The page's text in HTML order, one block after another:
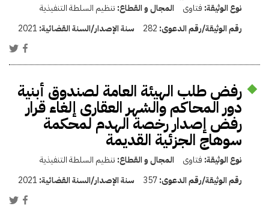
نوع الوثيقة: فتاوى المجال و القطاع: تنظيم السلطة التنفيذية
رقم الوثيقة/رقم الدعوى: 282 سنة الإصدار/السنة القضائية: 2021
رفض طلب الهيئة العامة لصندوق أبنية
دور المحاكم والشهر العقارى إلغاء قرار
رفض إصدار رخصة الهدم لمحكمة
سوهاج الجزئية القديمة
نوع الوثيقة: فتاوى المجال و القطاع: تنظيم السلطة التنفيذية
رقم الوثيقة/رقم الدعوى:357 سنة الإصدار/السنة القضائية: 2021